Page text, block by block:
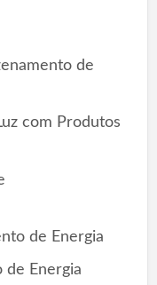
de
com Produtos
de Energia
de Energia